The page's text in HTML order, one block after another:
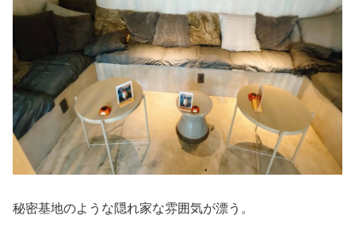
秘密基地のような隠れ家な雰囲気が漂う。